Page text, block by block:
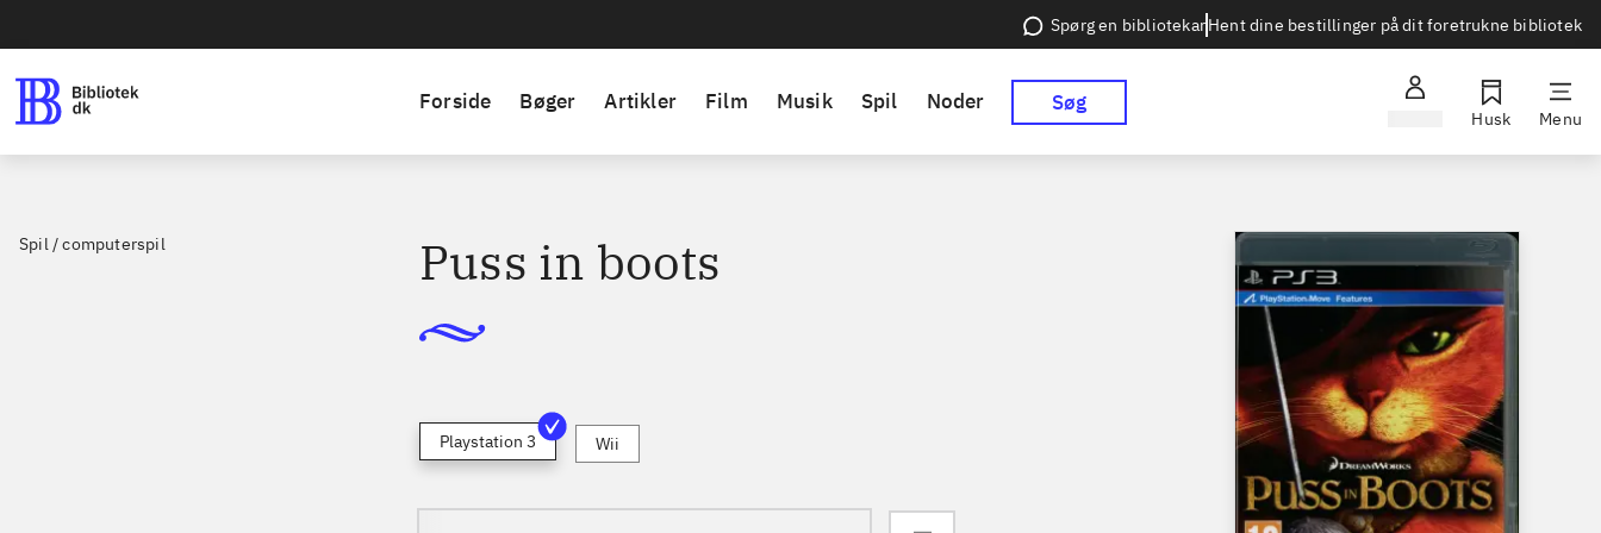
Spørg en bibliotekarHent dine bestillinger på dit foretrukne bibliotek
Forside Bøger Artikler Film Musik Spil Noder Søg
Husk Menu
Spil / computerspil Puss in boots
Playstation 3 Wii